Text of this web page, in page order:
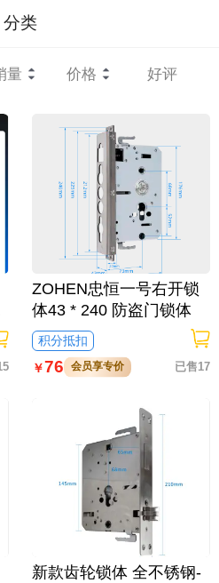
分类
量 价格 好评
ZOHEN忠恒一号右开锁
体43 * 240 防盗门锁体
积分抵扣
￥76 会员享专价 已售17
新款齿轮锁体 全不锈钢-